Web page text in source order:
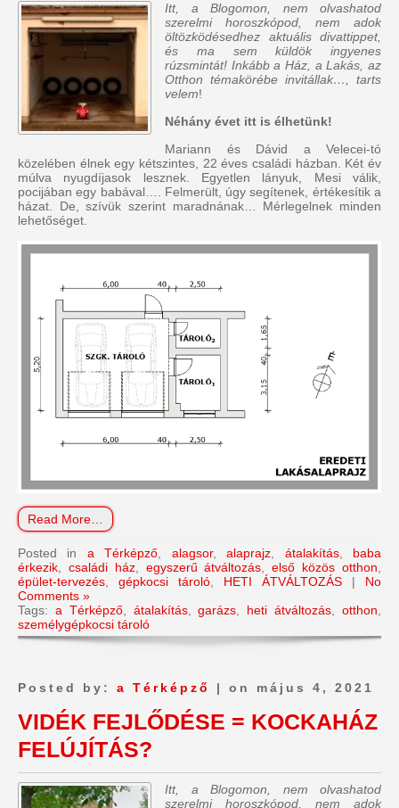
Itt, a Blogomon, nem olvashatod
szerelmi horoszkópod, nem adok
öltözködésedhez aktuális divattippet,
és ma sem küldök ingyenes
rúzsmintát! Inkább a Ház, a Lakás, az
Otthon témakörébe invitállak…, tarts
velem!
Néhány évet itt is élhetünk!
Mariann és Dávid a Velecei-tó
közelében élnek egy kétszintes, 22 éves családi házban. Két év
múlva nyugdíjasok lesznek. Egyetlen lányuk, Mesi válik,
pocijában egy babával…. Felmerült, úgy segítenek, értékesítik a
házat. De, szívük szerint maradnának… Mérlegelnek minden
lehetőséget.
Read More…
Posted in a Térképző alagsor,alaprajz átalakítás, baba
érkezik
családi ház, egyszerű átváltozás ,első közös otthon
épület-tervezés
gépkocsi tároló HETI ÁTVÁLTOZÁS | No
Comments »
Tags: a Térképző, átalakítás,garázs heti átváltozás ,otthon
személygépkocsi tároló
Posted by: a Térképző | on május 4, 2021
VIDÉK FEJLŐDÉSE = KOCKAHÁZ
FELÚJÍTÁS?
Itt, a Blogomon, nem olvashatod
szerelmi horoszkópod, nem adok